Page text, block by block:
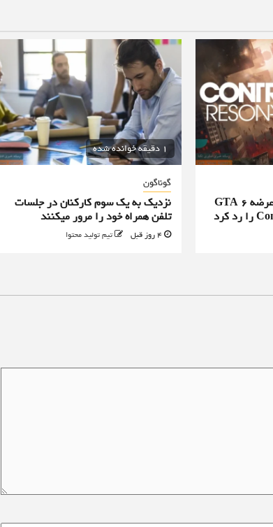
طراح ارشد گیم پلی تاثیر عرضه GTA 6
1 دقیقه خوانده شده
گوناگون
نزدیک به یک سوم کارکنان در جلسات
تلفن همراه خود را مرور میکنند
4 روز قبل تیم تولید محتوا